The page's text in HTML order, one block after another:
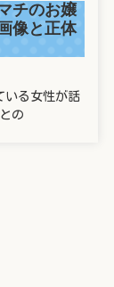
チのお嬢
像と正体
いる女性が話
の